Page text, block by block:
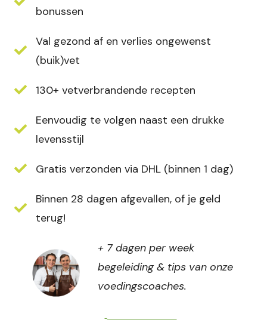
bonussen
Val gezond af en verlies ongewenst
(buik)vet
130+ vetverbrandende recepten
Eenvoudig te volgen naast een drukke
levensstijl
Gratis verzonden via DHL (binnen 1 dag)
Binnen 28 dagen afgevallen, of je geld
terug!
+ 7 dagen per week
begeleiding & tips van onze
voedingscoaches.